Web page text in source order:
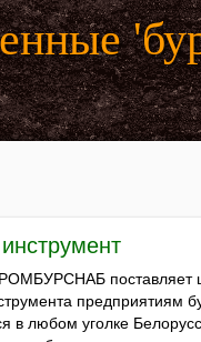
поставляет
предприятиям
в любом уголке